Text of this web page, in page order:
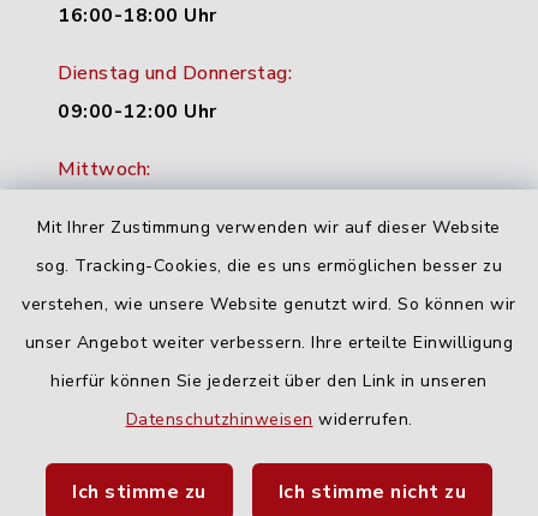
Mit Ihrer Zustimmung verwenden wir auf dieser Website
sog. Tracking-Cookies, die es uns ermöglichen besser zu
verstehen, wie unsere Website genutzt wird. So können wir
unser Angebot weiter verbessern. Ihre erteilte Einwilligung
hierfür können Sie jederzeit über den Link in unseren
Datenschutzhinweisen widerrufen.
Ich stimme zu Ich stimme nicht zu
16:00-18:00 Uhr
Dienstag und Donnerstag:
09:00-12:00 Uhr
Mittwoch:
Freitag:
geschlossen
Quicklinks
Fahrplanauskunft DING